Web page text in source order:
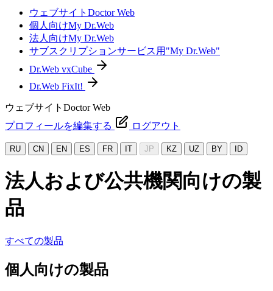
ウェブサイトDoctor Web
個人向けMy Dr.Web
法人向けMy Dr.Web
サブスクリプションサービス用"My Dr.Web"
Dr.Web vxCube
Dr.Web FixIt!
ウェブサイトDoctor Web
プロフィールを編集する
ログアウト
RU CN EN ES FR IT JP KZ UZ BY ID
法人および公共機関向けの製
品
すべての製品
個人向けの製品